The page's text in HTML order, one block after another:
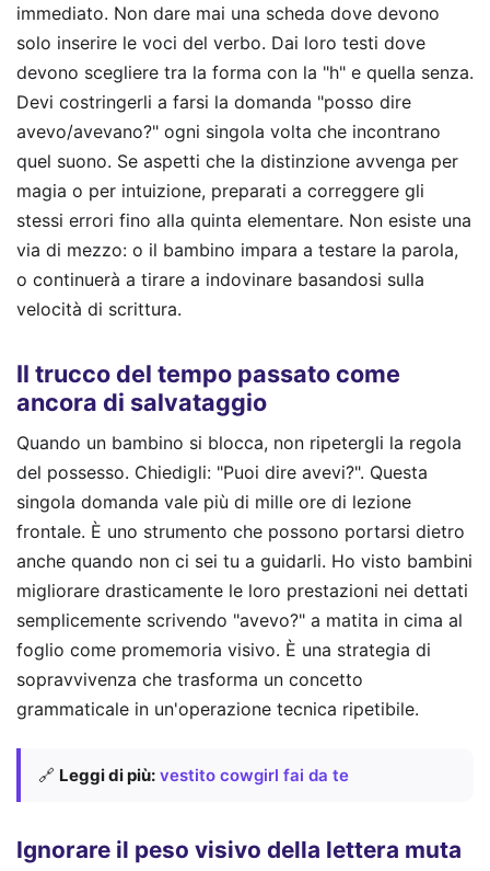
immediato. Non dare mai una scheda dove devono
solo inserire le voci del verbo. Dai loro testi dove
devono scegliere tra la forma con la "h" e quella senza.
Devi costringerli a farsi la domanda "posso dire
avevo/avevano?" ogni singola volta che incontrano
quel suono. Se aspetti che la distinzione avvenga per
magia o per intuizione, preparati a correggere gli
stessi errori fino alla quinta elementare. Non esiste una
via di mezzo: o il bambino impara a testare la parola,
o continuerà a tirare a indovinare basandosi sulla
velocità di scrittura.
Il trucco del tempo passato come
ancora di salvataggio
Quando un bambino si blocca, non ripetergli la regola
del possesso. Chiedigli: "Puoi dire avevi?". Questa
singola domanda vale più di mille ore di lezione
frontale. È uno strumento che possono portarsi dietro
anche quando non ci sei tu a guidarli. Ho visto bambini
migliorare drasticamente le loro prestazioni nei dettati
semplicemente scrivendo "avevo?" a matita in cima al
foglio come promemoria visivo. È una strategia di
sopravvivenza che trasforma un concetto
grammaticale in un'operazione tecnica ripetibile.
🔗 Leggi di più: vestito cowgirl fai da te
Ignorare il peso visivo della lettera muta